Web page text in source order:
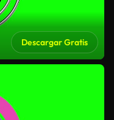
Descargar Gratis